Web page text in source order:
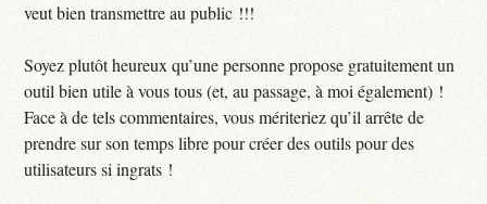
veut bien transmettre au public !!!
Soyez plutôt heureux qu’une personne propose gratuitement un
outil bien utile à vous tous (et, au passage, à moi également) !
Face à de tels commentaires, vous mériteriez qu’il arrête de
prendre sur son temps libre pour créer des outils pour des
utilisateurs si ingrats !